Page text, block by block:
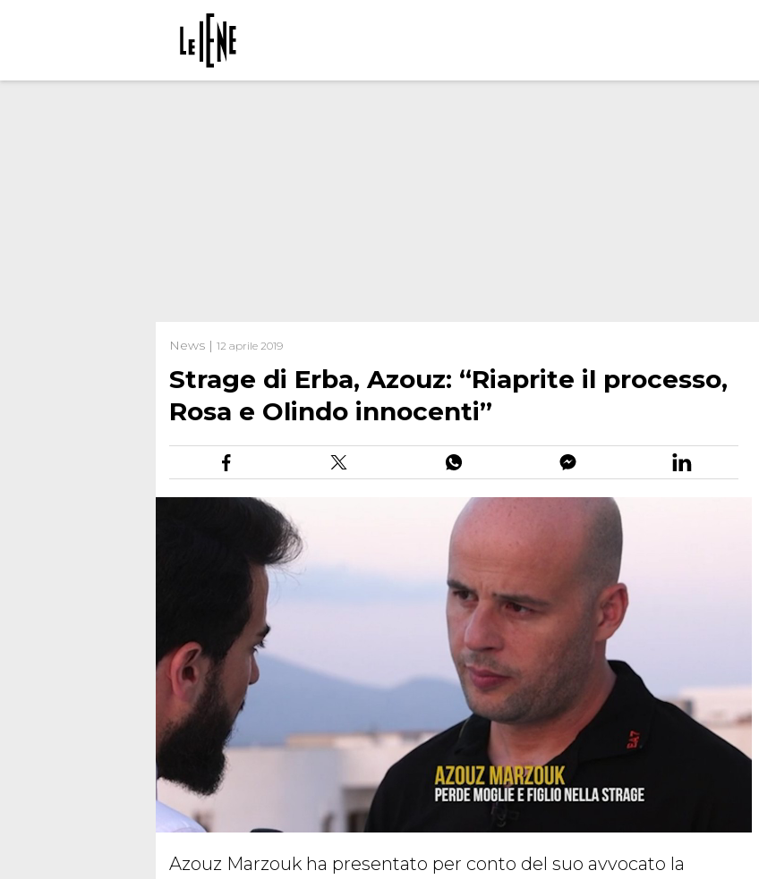
News | 12 aprile 2019
Strage di Erba, Azouz: “Riaprite il processo,
Rosa e Olindo innocenti”
Azouz Marzouk ha presentato per conto del suo avvocato la